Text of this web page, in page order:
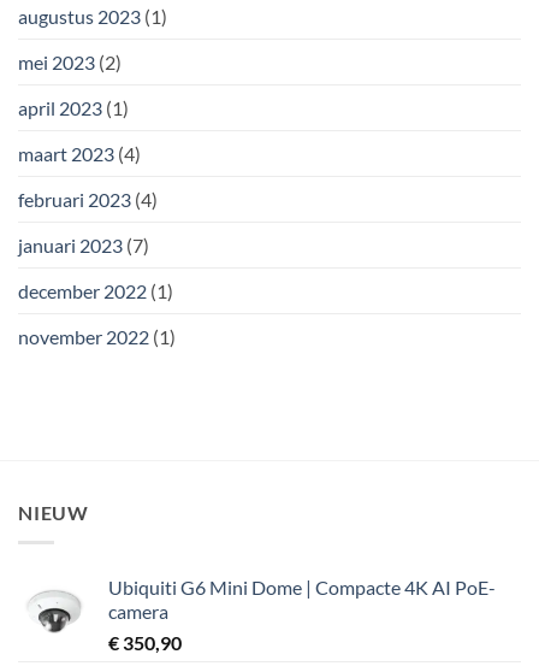
augustus 2023 (1)
mei 2023 (2)
april 2023 (1)
maart 2023 (4)
februari 2023 (4)
januari 2023 (7)
december 2022 (1)
november 2022 (1)
NIEUW
Ubiquiti G6 Mini Dome | Compacte 4K AI PoE-
camera
€ 350,90